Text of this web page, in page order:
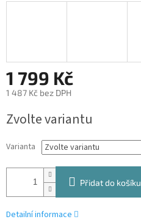
1 799 Kč
1 487 Kč bez DPH
cena:
Zvolte variantu
Varianta
Přidat do košíku
Detailní informace